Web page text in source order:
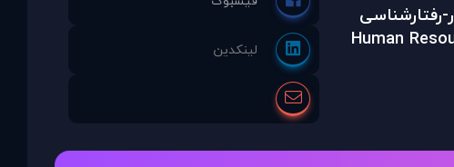
رفتارشناسی
Human